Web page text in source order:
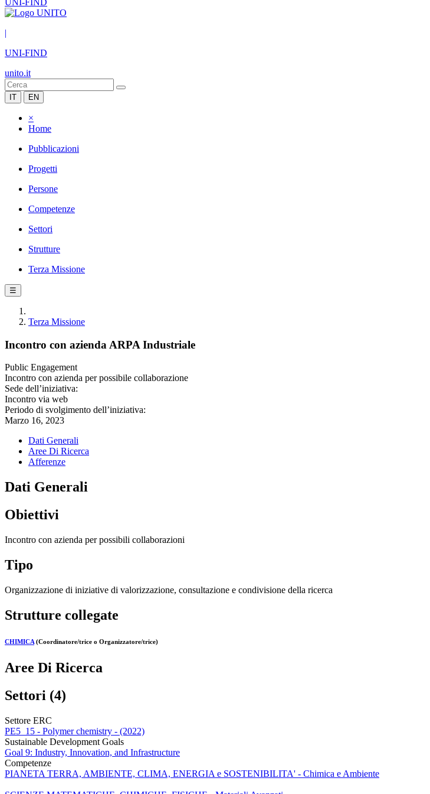
UNI-FIND
|
UNI-FIND
unito.it
IT EN
×
Home
Pubblicazioni
Progetti
Persone
Competenze
Settori
Strutture
Terza Missione
☰
Terza Missione
Incontro con azienda ARPA Industriale
Public Engagement
Incontro con azienda per possibile collaborazione
Sede dell’iniziativa:
Incontro via web
Periodo di svolgimento dell’iniziativa:
Marzo 16, 2023
Dati Generali
Aree Di Ricerca
Afferenze
Dati Generali
Obiettivi
Incontro con azienda per possibili collaborazioni
Tipo
Organizzazione di iniziative di valorizzazione, consultazione e condivisione della ricerca
Strutture collegate
CHIMICA (Coordinatore/trice o Organizzatore/trice)
Aree Di Ricerca
Settori (4)
Settore ERC
PE5_15 - Polymer chemistry - (2022)
Sustainable Development Goals
Goal 9: Industry, Innovation, and Infrastructure
Competenze
PIANETA TERRA, AMBIENTE, CLIMA, ENERGIA e SOSTENIBILITA' - Chimica e Ambiente